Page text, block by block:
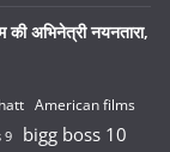
अभिनेत्री नयनतारा,
American films
9 bigg boss 10